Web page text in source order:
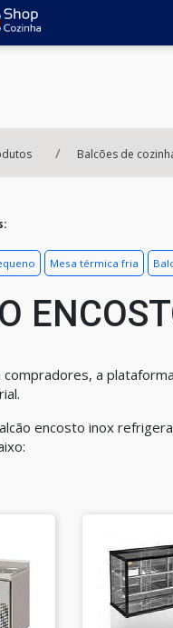
Balcões de
Mesa térmica fria
a
encosto inox